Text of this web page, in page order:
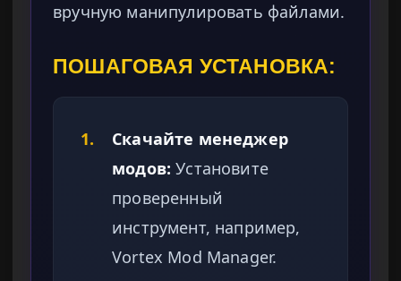
вручную манипулировать файлами.
ПОШАГОВАЯ УСТАНОВКА:
1.
Скачайте менеджер
модов: Установите
проверенный
инструмент, например,
Vortex Mod Manager.